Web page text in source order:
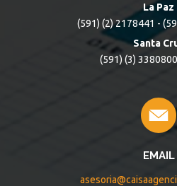
La Paz
(591) (2) 2178441 -
Santa
(591) (3)
EMAIL